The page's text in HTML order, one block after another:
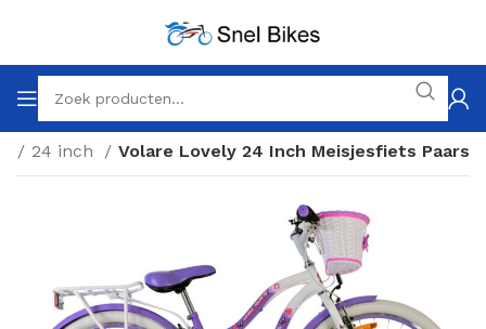
24 inch Volare Lovely 24 Inch Meisjesfiets Paars